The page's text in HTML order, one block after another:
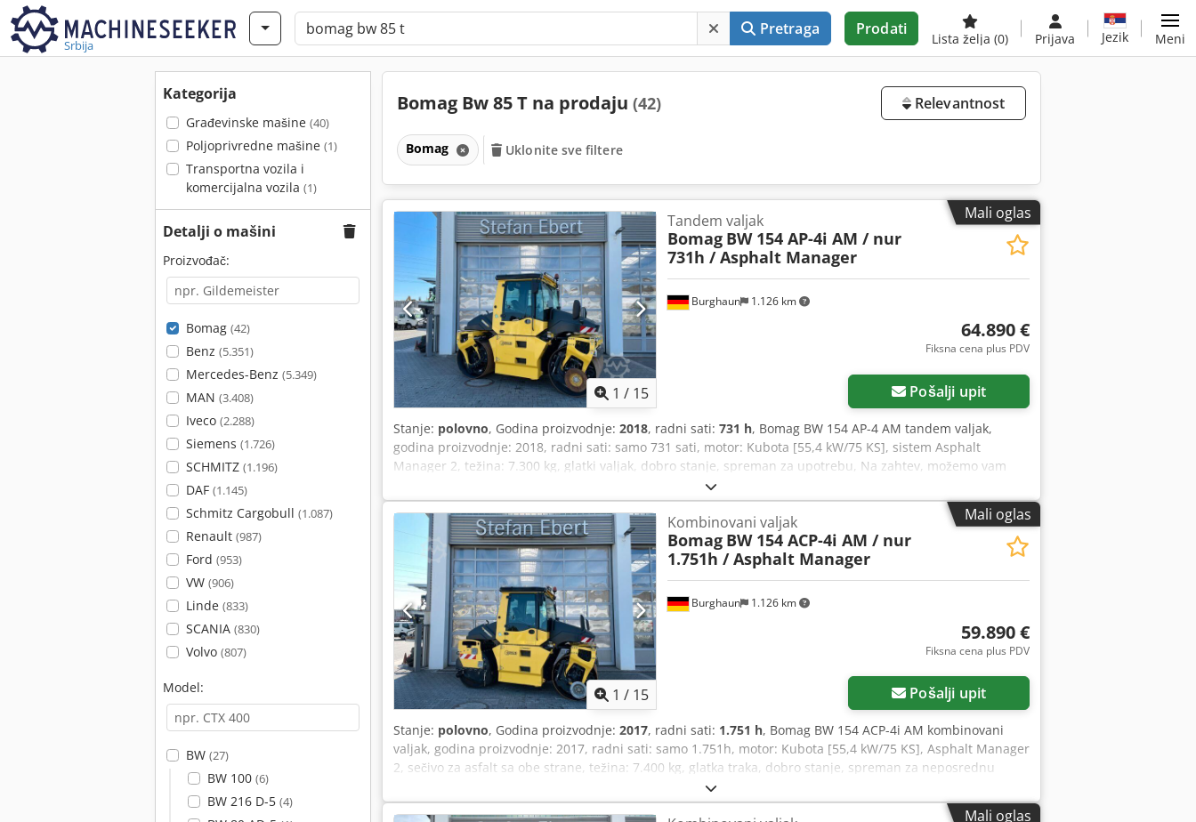
Srbija
Pretraga Prodati
Lista želja (0) Prijava Jezik Meni
Kategorija
Građevinske mašine (40)
Poljoprivredne mašine (1)
Transportna vozila i
komercijalna vozila (1)
Detalji o mašini
Proizvođač:
Bomag (42)
Benz (5.351)
Mercedes-Benz (5.349)
MAN (3.408)
Iveco (2.288)
Siemens (1.726)
SCHMITZ (1.196)
DAF (1.145)
Schmitz Cargobull (1.087)
Renault (987)
Ford (953)
VW (906)
Linde (833)
SCANIA (830)
Volvo (807)
Model:
BW (27)
BW 100 (6)
BW 216 D-5 (4)
Bomag Bw 85 T na prodaju (42) Relevantnost
Bomag Uklonite sve filtere
Mali oglas
1 / 15
Burghaun 1.126 km
Tandem valjak
Bomag BW 154 AP-4i AM / nur
731h / Asphalt Manager
64.890 €
Fiksna cena plus PDV
Pošalji upit
Stanje: polovno, Godina proizvodnje: 2018, radni sati: 731 h, Bomag BW 154 AP-4 AM tandem valjak,
godina proizvodnje: 2018, radni sati: samo 731 sati, motor: Kubota [55,4 kW/75 KS], sistem Asphalt
Manager 2, težina: 7.300 kg, glatki valjak, dobro stanje, spreman za upotrebu, Na zahtev, možemo vam
ponuditi ponudu za lizing ili finansiranje. Gospodin Mihm (tel. će rado pomoći. Dodatne informacije
možete pronaći na našoj web stranici. Podložno greškama i prethodnoj prodaji! Csdjzq Tzyjpfx Anusrf =
Dodatne informacije = Obratite se Tobiasu Ebertu za više informacija.
Mali oglas
1 / 15
Burghaun 1.126 km
Kombinovani valjak
Bomag BW 154 ACP-4i AM / nur
1.751h / Asphalt Manager
59.890 €
Fiksna cena plus PDV
Pošalji upit
Stanje: polovno, Godina proizvodnje: 2017, radni sati: 1.751 h, Bomag BW 154 ACP-4i AM kombinovani
valjak, godina proizvodnje: 2017, radni sati: samo 1.751h, motor: Kubota [55,4 kW/75 KS], Asphalt Manager
2, sečivo za asfalt sa obe strane, težina: 7.400 kg, glatka traka, dobro stanje, spreman za neposrednu
upotrebu. Na zahtev, nudimo vam ponudu za lizing ili finansiranje; gospodin Mihm (tel. će vam rado
pomoći. Dodatne informacije možete pronaći na našoj web stranici. Podložno greškama i prethodnoj
Mali oglas